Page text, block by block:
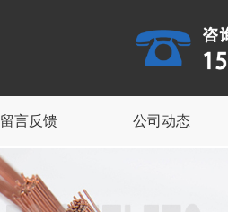
留言反馈 公司动态